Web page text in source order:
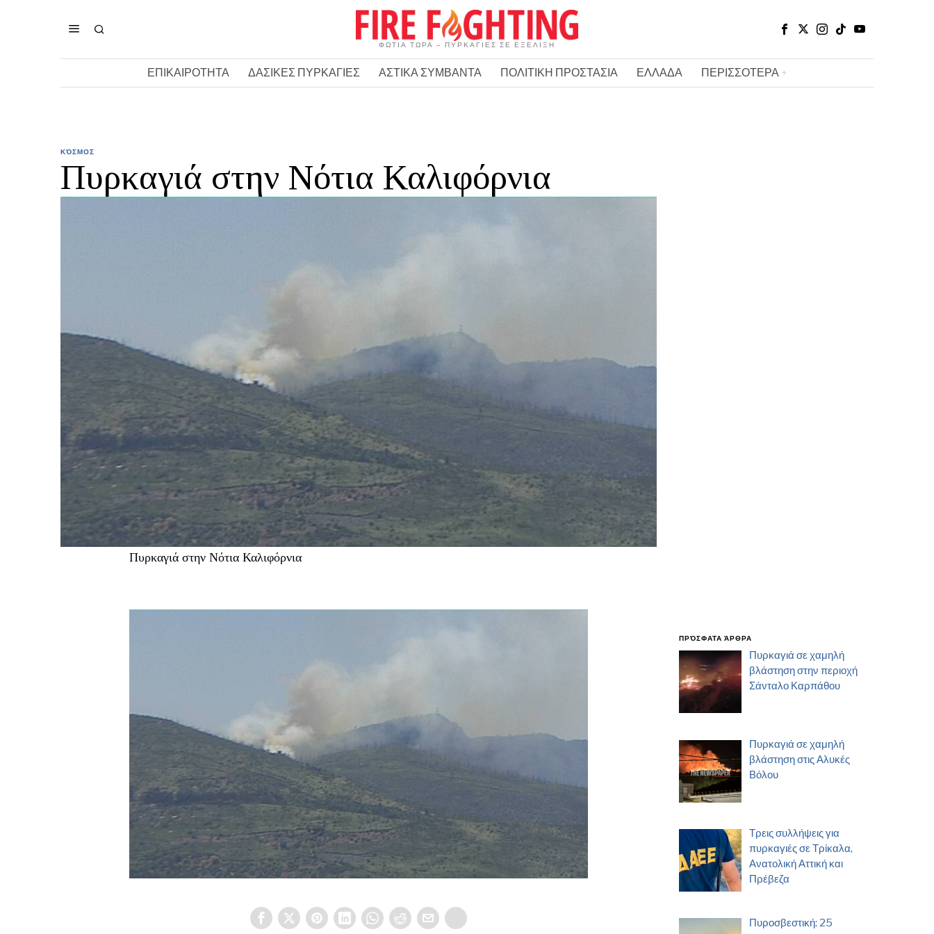
ΦΩΤΙΑ ΤΩΡΑ – ΠΥΡΚΑΓΙΕΣ ΣΕ ΕΞΕΛΙΞΗ
ΕΠΙΚΑΙΡΟΤΗΤΑ ΔΑΣΙΚΕΣ ΠΥΡΚΑΓΙΕΣ ΑΣΤΙΚΑ ΣΥΜΒΑΝΤΑ ΠΟΛΙΤΙΚΗ ΠΡΟΣΤΑΣΙΑ ΕΛΛΑΔΑ ΠΕΡΙΣΣΟΤΕΡΑ
ΚΌΣΜΟΣ
Πυρκαγιά στην Νότια Καλιφόρνια
Πυρκαγιά στην Νότια Καλιφόρνια
ΠΡΌΣΦΑΤΑ ΆΡΘΡΑ
Πυρκαγιά σε χαμηλή
βλάστηση στην περιοχή
Σάνταλο Καρπάθου
Πυρκαγιά σε χαμηλή
βλάστηση στις Αλυκές
Βόλου
Τρεις συλλήψεις για
πυρκαγιές σε Τρίκαλα,
Ανατολική Αττική και
Πρέβεζα
Πυροσβεστική: 25